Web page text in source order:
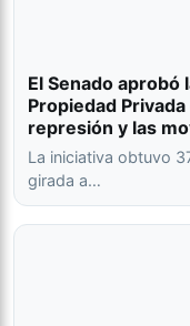
El Senado aprobó
Propiedad
represión y las
La iniciativa obtuvo
girada a…